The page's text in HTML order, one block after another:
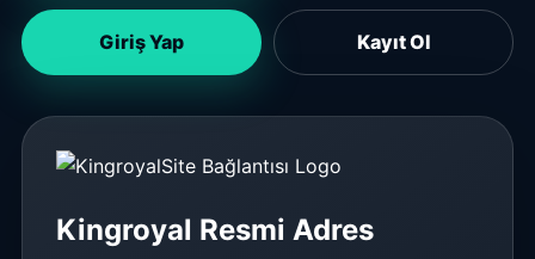
Giriş Yap Kayıt Ol
Kingroyal Resmi Adres